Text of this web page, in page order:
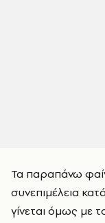
Τα παραπάνω
συνεπιμέλεια
γίνεται όμως με